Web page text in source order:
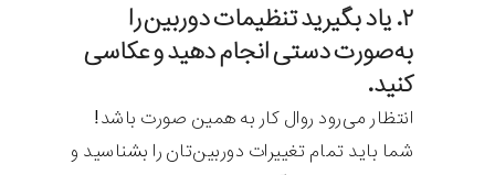
۲. یاد بگیرید تنظیمات دوربین را
به‌صورت دستی انجام دهید و عکاسی
کنید.
انتظار می‌رود روال کار به همین صورت باشد!
شما باید تمام تغییرات دوربین‌تان را بشناسید و